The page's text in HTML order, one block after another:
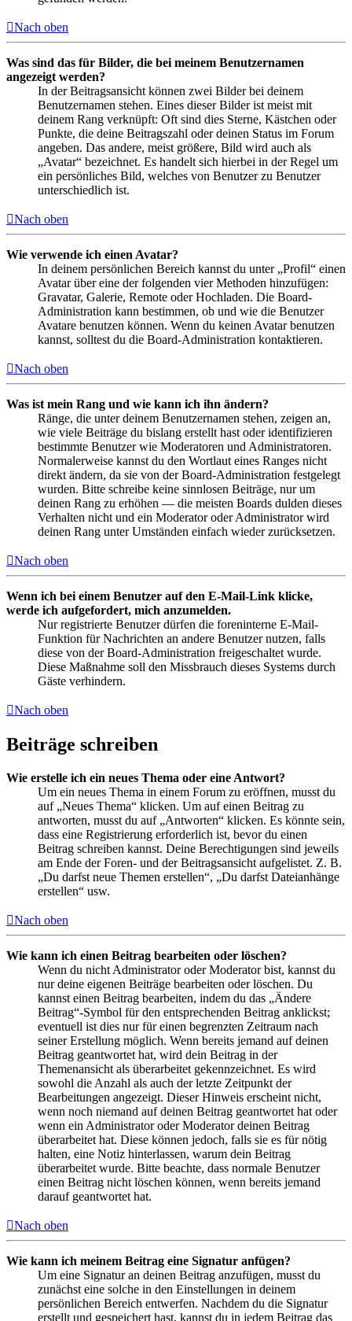
Nach oben
Was sind das für Bilder, die bei meinem Benutzernamen
angezeigt werden?
In der Beitragsansicht können zwei Bilder bei deinem
Benutzernamen stehen. Eines dieser Bilder ist meist mit
deinem Rang verknüpft: Oft sind dies Sterne, Kästchen oder
Punkte, die deine Beitragszahl oder deinen Status im Forum
angeben. Das andere, meist größere, Bild wird auch als
„Avatar“ bezeichnet. Es handelt sich hierbei in der Regel um
ein persönliches Bild, welches von Benutzer zu Benutzer
unterschiedlich ist.
Nach oben
Wie verwende ich einen Avatar?
In deinem persönlichen Bereich kannst du unter „Profil“ einen
Avatar über eine der folgenden vier Methoden hinzufügen:
Gravatar, Galerie, Remote oder Hochladen. Die Board-
Administration kann bestimmen, ob und wie die Benutzer
Avatare benutzen können. Wenn du keinen Avatar benutzen
kannst, solltest du die Board-Administration kontaktieren.
Nach oben
Was ist mein Rang und wie kann ich ihn ändern?
Ränge, die unter deinem Benutzernamen stehen, zeigen an,
wie viele Beiträge du bislang erstellt hast oder identifizieren
bestimmte Benutzer wie Moderatoren und Administratoren.
Normalerweise kannst du den Wortlaut eines Ranges nicht
direkt ändern, da sie von der Board-Administration festgelegt
wurden. Bitte schreibe keine sinnlosen Beiträge, nur um
deinen Rang zu erhöhen — die meisten Boards dulden dieses
Verhalten nicht und ein Moderator oder Administrator wird
deinen Rang unter Umständen einfach wieder zurücksetzen.
Nach oben
Wenn ich bei einem Benutzer auf den E-Mail-Link klicke,
werde ich aufgefordert, mich anzumelden.
Nur registrierte Benutzer dürfen die foreninterne E-Mail-
Funktion für Nachrichten an andere Benutzer nutzen, falls
diese von der Board-Administration freigeschaltet wurde.
Diese Maßnahme soll den Missbrauch dieses Systems durch
Gäste verhindern.
Nach oben
Beiträge schreiben
Wie erstelle ich ein neues Thema oder eine Antwort?
Um ein neues Thema in einem Forum zu eröffnen, musst du
auf „Neues Thema“ klicken. Um auf einen Beitrag zu
antworten, musst du auf „Antworten“ klicken. Es könnte sein,
dass eine Registrierung erforderlich ist, bevor du einen
Beitrag schreiben kannst. Deine Berechtigungen sind jeweils
am Ende der Foren- und der Beitragsansicht aufgelistet. Z. B.
„Du darfst neue Themen erstellen“, „Du darfst Dateianhänge
erstellen“ usw.
Nach oben
Wie kann ich einen Beitrag bearbeiten oder löschen?
Wenn du nicht Administrator oder Moderator bist, kannst du
nur deine eigenen Beiträge bearbeiten oder löschen. Du
kannst einen Beitrag bearbeiten, indem du das „Ändere
Beitrag“-Symbol für den entsprechenden Beitrag anklickst;
eventuell ist dies nur für einen begrenzten Zeitraum nach
seiner Erstellung möglich. Wenn bereits jemand auf deinen
Beitrag geantwortet hat, wird dein Beitrag in der
Themenansicht als überarbeitet gekennzeichnet. Es wird
sowohl die Anzahl als auch der letzte Zeitpunkt der
Bearbeitungen angezeigt. Dieser Hinweis erscheint nicht,
wenn noch niemand auf deinen Beitrag geantwortet hat oder
wenn ein Administrator oder Moderator deinen Beitrag
überarbeitet hat. Diese können jedoch, falls sie es für nötig
halten, eine Notiz hinterlassen, warum dein Beitrag
überarbeitet wurde. Bitte beachte, dass normale Benutzer
einen Beitrag nicht löschen können, wenn bereits jemand
darauf geantwortet hat.
Nach oben
Wie kann ich meinem Beitrag eine Signatur anfügen?
Um eine Signatur an deinen Beitrag anzufügen, musst du
zunächst eine solche in den Einstellungen in deinem
persönlichen Bereich entwerfen. Nachdem du die Signatur
erstellt und gespeichert hast, kannst du in jedem Beitrag das